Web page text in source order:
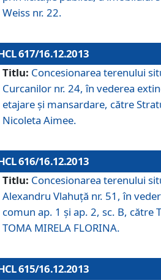
Weiss nr. 22.
617/16.12.2013
Titlu: Concesionarea terenului
Curcanilor nr. 24, în vederea
etajare şi mansardare, către
Nicoleta Aimee.
616/16.12.2013
Titlu: Concesionarea terenului
Alexandru Vlahuţă nr. 51, în
comun ap. 1 şi ap. 2, sc. B, către
TOMA MIRELA FLORINA.
615/16.12.2013